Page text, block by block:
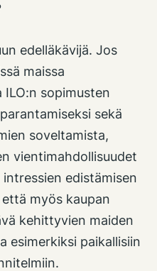
edelläkävijä. Jos
maissa
ILO:n sopimusten
sekä
soveltamista,
vientimahdollisuudet
edistämisen
myös kaupan
kehittyvien maiden
esimerkiksi paikallisiin